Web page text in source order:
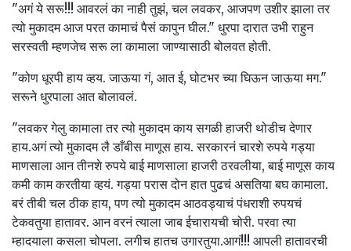
"अगं ये सरू!!! आवरलं का नाही तुझं, चल लवकर, आजपण उशीर झाला तर
त्यो मुकादम आज परत कामाचं पैसं कापुन घील." धुरपा दारात उभी राहुन
सरस्वती म्हणजेच सरू ला कामाला जाण्यासाठी बोलवत होती.
"कोण धूरपी हाय व्हय. जाऊया गं, आत ई, घोटभर च्या घिऊन जाऊया मग."
सरूने धुरपाला आत बोलावलं.
"लवकर गेलु कामाला तर त्यो मुकादम काय सगळी हाजरी थोडीच देणार
हाय.अगं त्यो मुकादम लै डाँबीस माणूस हाय. सरकारनं चारशे रुपये गड्या
माणसाला आन तीनशे रुपये बाई माणसाला हाजरी ठरवलीया, बाई माणूस काय
कमी काम करतीया व्हयं. गड्या परास दोन हात पुढचं असतिया बघ कामाला.
बरं तीबी चल ठीक हाय, पण त्यो मुकादम आठवड्याचं पंधराशी रुपयचं
टेकवतुया हातावर. आन वरनं त्याला जाब ईचारायची चोरी. परवा त्या
म्हादयाला कसला चोपला. लगीच हातच उगारतुया.आगं!!! आपली हातावरची